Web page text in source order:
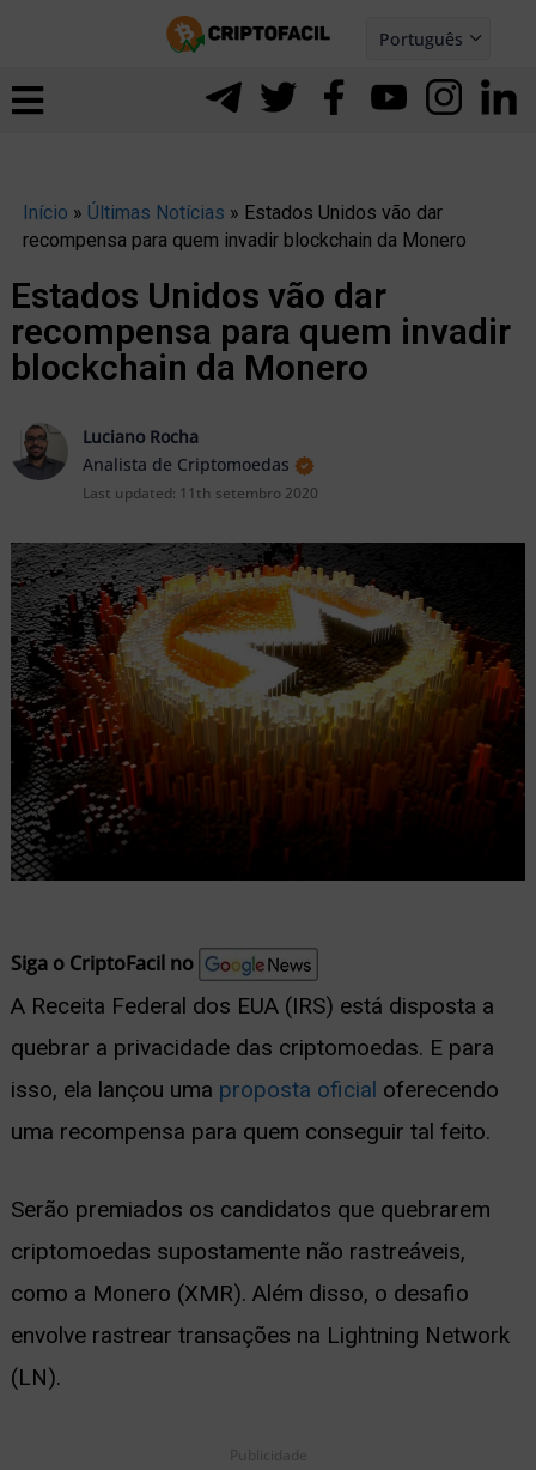
Português
Español
Início » Últimas Notícias » Estados Unidos vão dar
recompensa para quem invadir blockchain da Monero
Estados Unidos vão dar
recompensa para quem invadir
blockchain da Monero
Luciano Rocha
Analista de Criptomoedas
Last updated: 11th setembro 2020
Siga o CriptoFacil no
A Receita Federal dos EUA (IRS) está disposta a
quebrar a privacidade das criptomoedas. E para
isso, ela lançou uma proposta oficial oferecendo
uma recompensa para quem conseguir tal feito.
Serão premiados os candidatos que quebrarem
criptomoedas supostamente não rastreáveis,
como a Monero (XMR). Além disso, o desafio
envolve rastrear transações na Lightning Network
(LN).
Publicidade